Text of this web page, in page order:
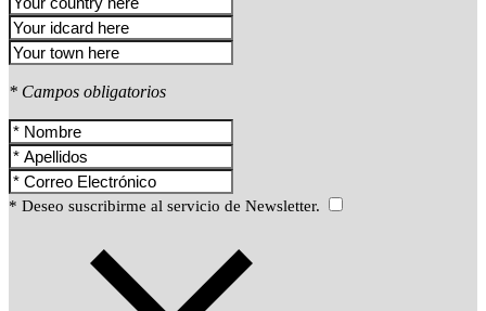
* Campos obligatorios
* Deseo suscribirme al servicio de Newsletter.